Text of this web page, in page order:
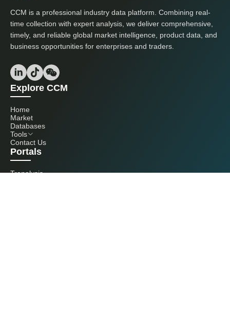
CCM is a professional industry data platform. Combining real-
time collection with expert analysis, we deliver comprehensive,
timely, and reliable global market intelligence, product data, and
business opportunities for enterprises and traders.
Explore CCM
Home
Market
Databases
Tools
Contact Us
Portals
Tranalysis